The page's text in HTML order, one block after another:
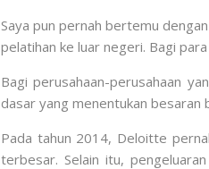
Saya pun pernah bertemu
pelatihan ke luar negeri. Bagi para
Bagi perusahaan-perusahaan
dasar yang menentukan besaran
Pada tahun 2014, Deloitte
terbesar. Selain itu,